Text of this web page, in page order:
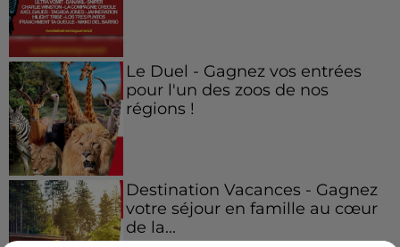
Le Duel - Gagnez vos entrées
pour l'un des zoos de nos
régions !
Destination Vacances - Gagnez
votre séjour en famille au cœur
de la...